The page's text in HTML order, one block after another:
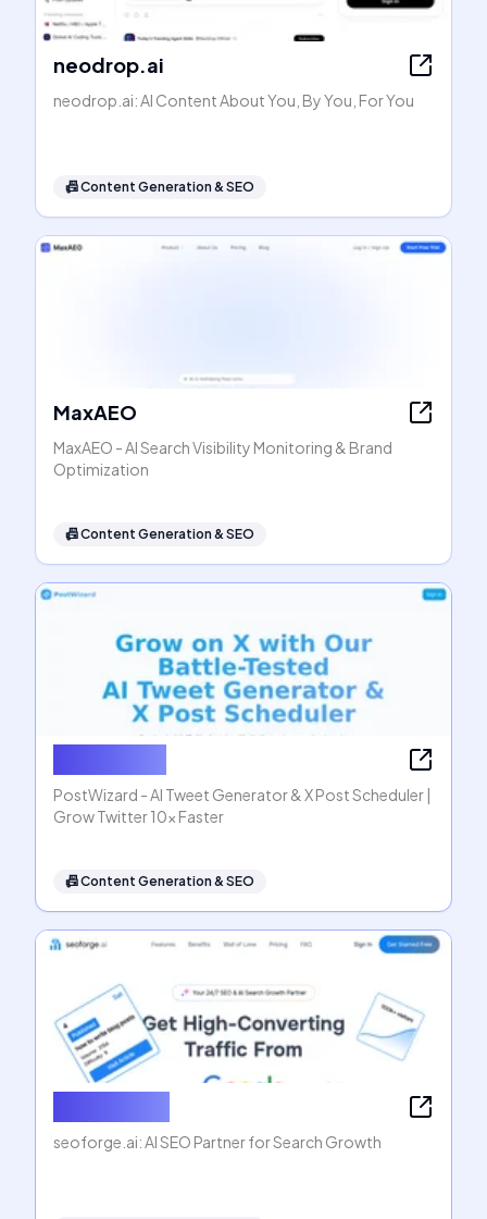
neodrop.ai
neodrop.ai: AI Content About You, By You, For You
📠Content Generation & SEO
MaxAEO
MaxAEO - AI Search Visibility Monitoring & Brand
Optimization
📠Content Generation & SEO
PostWizard - AI Tweet Generator & X Post Scheduler |
Grow Twitter 10x Faster
📠Content Generation & SEO
seoforge.ai: AI SEO Partner for Search Growth